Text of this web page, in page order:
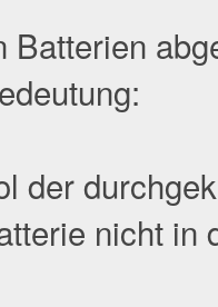
Batterien
der
nicht in